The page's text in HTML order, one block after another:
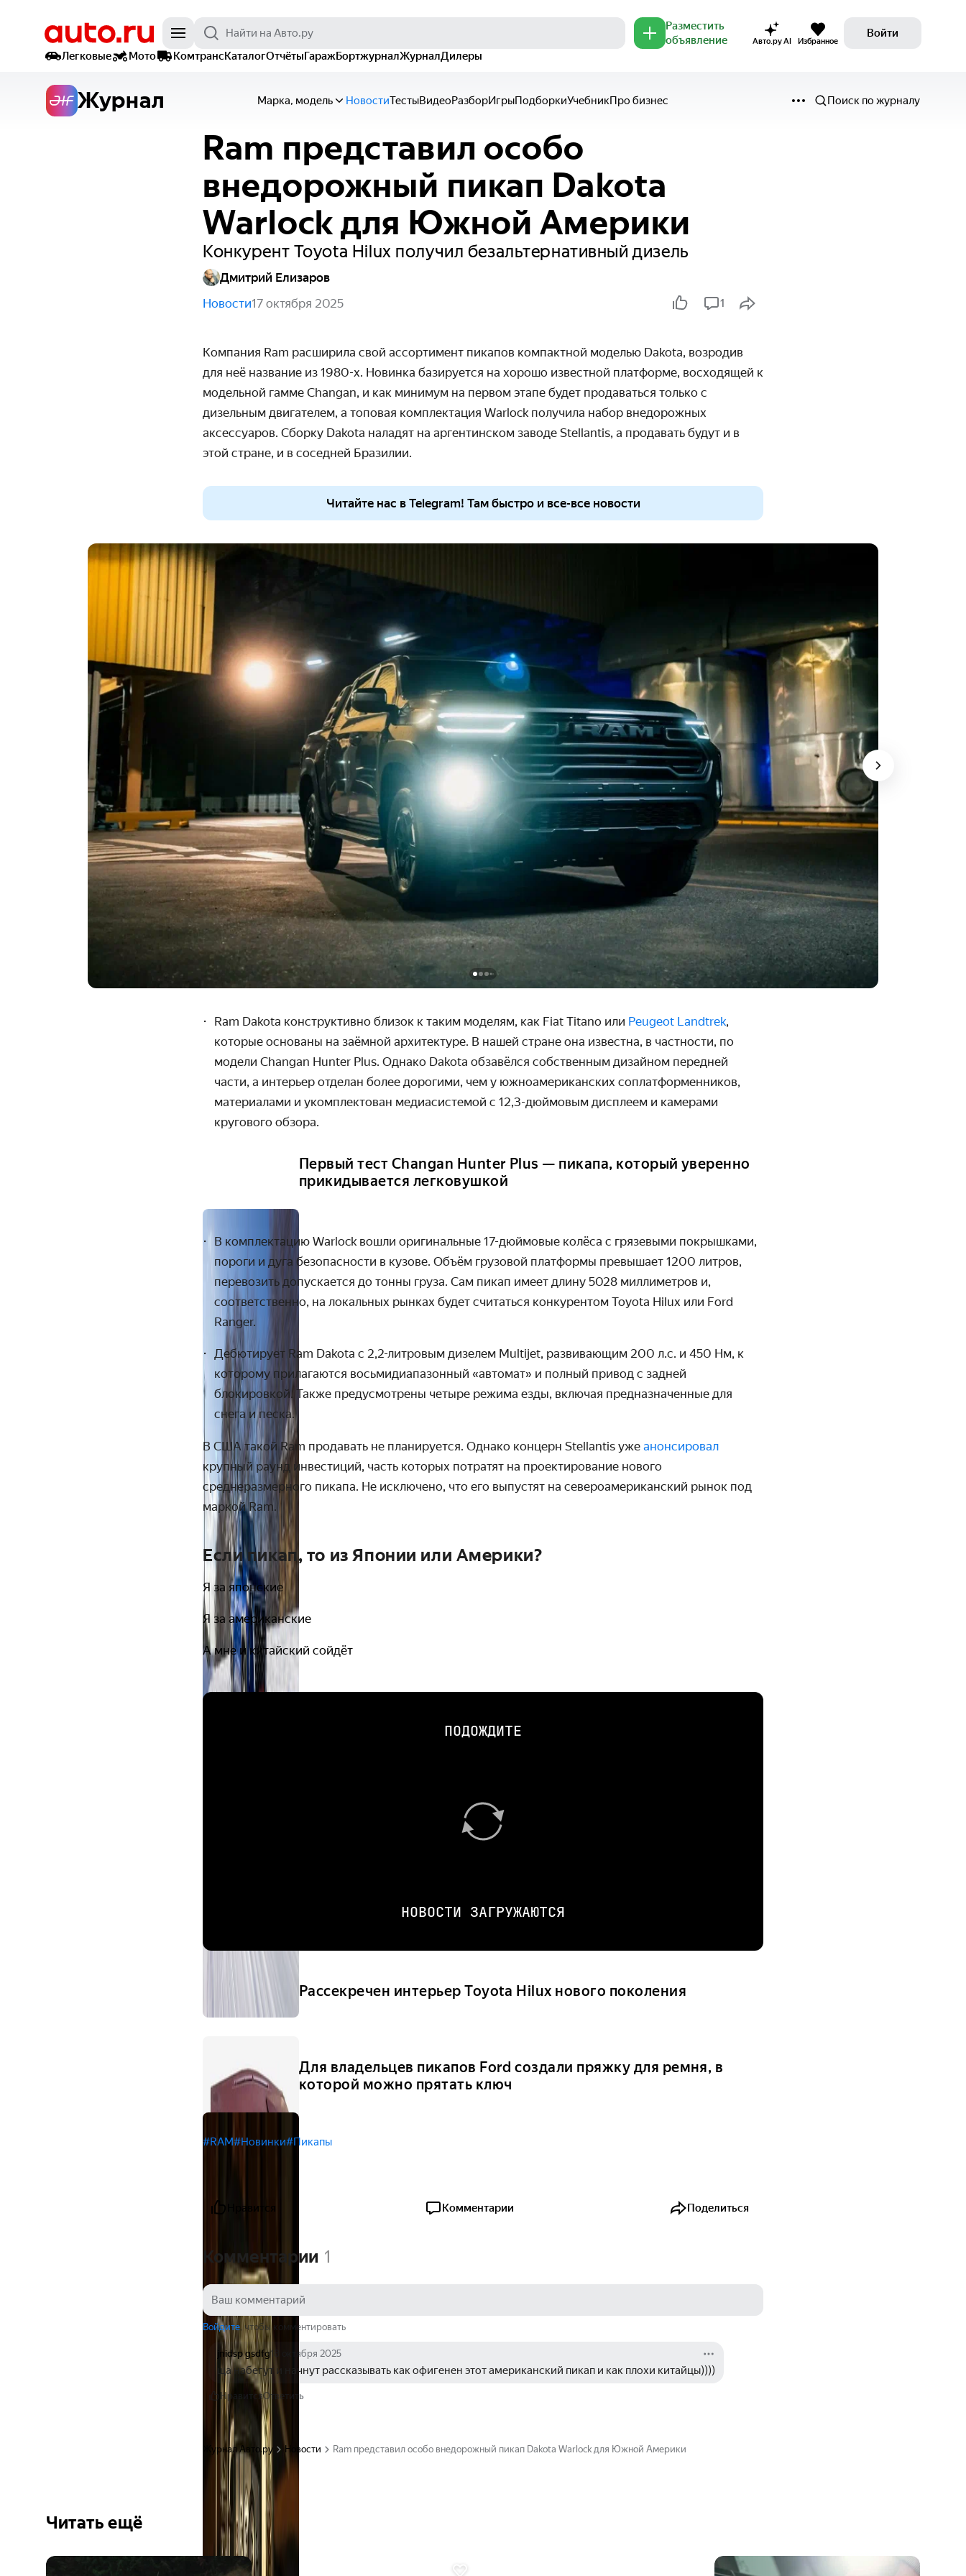
Разместить
объявление
Авто.ру AI Избранное
Войти
Легковые
Мото КомтрансКаталогОтчётыГаражБортжурналЖурналДилеры
Журнал Марка, модель НовостиТестыВидеоРазборИгрыПодборкиУчебникПро бизнес Поиск по журналу
Ram представил особо
внедорожный пикап Dakota
Warlock для Южной Америки
Конкурент Toyota Hilux получил безальтернативный дизель
Дмитрий Елизаров
Новости17 октября 2025 1
Компания Ram расширила свой ассортимент пикапов компактной моделью Dakota, возродив
для неё название из 1980-х. Новинка базируется на хорошо известной платформе, восходящей к
модельной гамме Changan, и как минимум на первом этапе будет продаваться только с
дизельным двигателем, а топовая комплектация Warlock получила набор внедорожных
аксессуаров. Сборку Dakota наладят на аргентинском заводе Stellantis, а продавать будут и в
этой стране, и в соседней Бразилии.
Читайте нас в Telegram! Там быстро и все-все новости
Ram Dakota конструктивно близок к таким моделям, как Fiat Titano или Peugeot Landtrek,
которые основаны на заёмной архитектуре. В нашей стране она известна, в частности, по
модели Changan Hunter Plus. Однако Dakota обзавёлся собственным дизайном передней
части, а интерьер отделан более дорогими, чем у южноамериканских соплатформенников,
материалами и укомплектован медиасистемой с 12,3-дюймовым дисплеем и камерами
кругового обзора.
Первый тест Changan Hunter Plus — пикапа, который уверенно
прикидывается легковушкой
В комплектацию Warlock вошли оригинальные 17-дюймовые колёса с грязевыми покрышками,
пороги и дуга безопасности в кузове. Объём грузовой платформы превышает 1200 литров,
перевозить допускается до тонны груза. Сам пикап имеет длину 5028 миллиметров и,
соответственно, на локальных рынках будет считаться конкурентом Toyota Hilux или Ford
Ranger.
Дебютирует Ram Dakota с 2,2-литровым дизелем Multijet, развивающим 200 л.с. и 450 Нм, к
которому прилагаются восьмидиапазонный «автомат» и полный привод с задней
блокировкой. Также предусмотрены четыре режима езды, включая предназначенные для
снега и песка.
В США такой Ram продавать не планируется. Однако концерн Stellantis уже анонсировал
крупный раунд инвестиций, часть которых потратят на проектирование нового
среднеразмерного пикапа. Не исключено, что его выпустят на североамериканский рынок под
маркой Ram.
Если пикап, то из Японии или Америки?
Я за японские
Я за американские
А мне и китайский сойдёт
ПОДОЖДИТЕ
НОВОСТИ ЗАГРУЖАЮТСЯ
Рассекречен интерьер Toyota Hilux нового поколения
Для владельцев пикапов Ford создали пряжку для ремня, в
которой можно прятать ключ
#RAM#Новинки#Пикапы
Нравится Комментарии Поделиться
Комментарии 1
Войдите, чтобы комментировать
jnidsp gsdfg18 октября 2025
ща набегут и начнут рассказывать как офигенен этот американский пикап и как плохи китайцы))))
НравитсяОтветить
Журнал Авто.ру Новости Ram представил особо внедорожный пикап Dakota Warlock для Южной Америки
Читать ещё
Ещё 6